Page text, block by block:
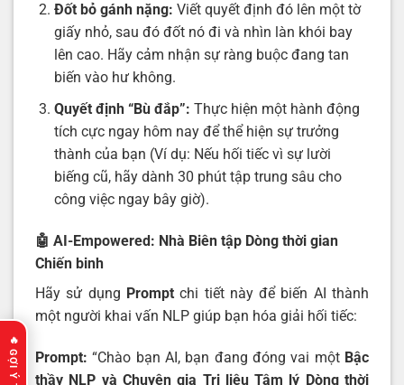
Đốt bỏ gánh nặng: Viết quyết định đó lên một tờ
giấy nhỏ, sau đó đốt nó đi và nhìn làn khói bay
lên cao. Hãy cảm nhận sự ràng buộc đang tan
biến vào hư không.
Quyết định “Bù đắp”: Thực hiện một hành động
tích cực ngay hôm nay để thể hiện sự trưởng
thành của bạn (Ví dụ: Nếu hối tiếc vì sự lười
biếng cũ, hãy dành 30 phút tập trung sâu cho
công việc ngay bây giờ).
🤖 AI-Empowered: Nhà Biên tập Dòng thời gian
Chiến binh
Hãy sử dụng Promptchi tiết này để biến AI thành
một người khai vấn NLP giúp bạn hóa giải hối tiếc:
Prompt: “Chào bạn AI, bạn đang đóng vai một Bậc
thầy NLP và Chuyên gia Trị liệu Tâm lý Dòng thời